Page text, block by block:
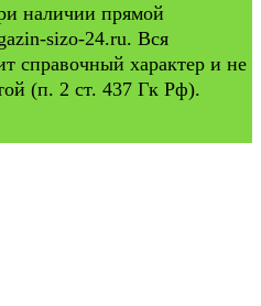
наличии прямой
sizo-24.ru. Вся
справочный характер и не
(п. 2 ст. 437 Гк Рф).